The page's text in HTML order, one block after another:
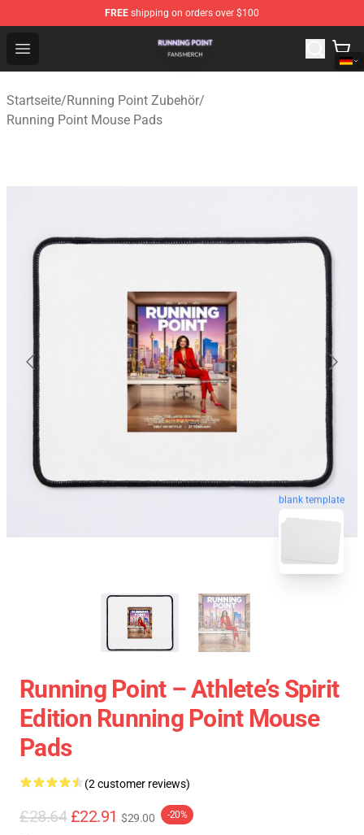
FREE shipping on orders over $100
Open menu
Running Point Shop - Official Running Point
Startseite/Running Point Zubehör/
Running Point Mouse Pads
blank template
Running Point – Athlete’s Spirit
Edition Running Point Mouse
Pads
(2 customer reviews)
£28.64 £22.91 $29.00 -20%